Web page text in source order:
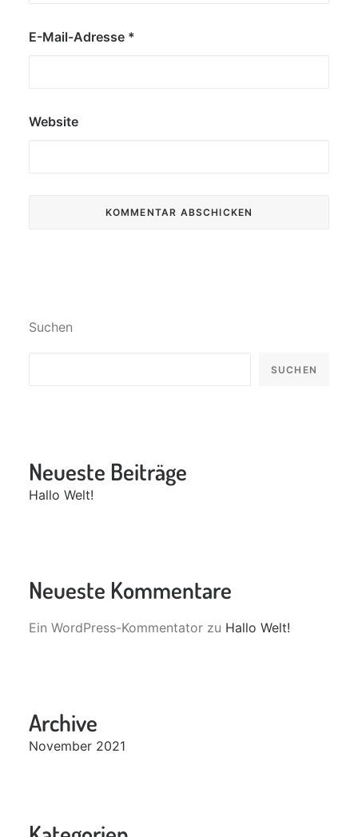
E-Mail-Adresse *
Website
Suchen
SUCHEN
Neueste Beiträge
Hallo Welt!
Neueste Kommentare
Ein WordPress-Kommentator zu Hallo Welt!
Archive
November 2021